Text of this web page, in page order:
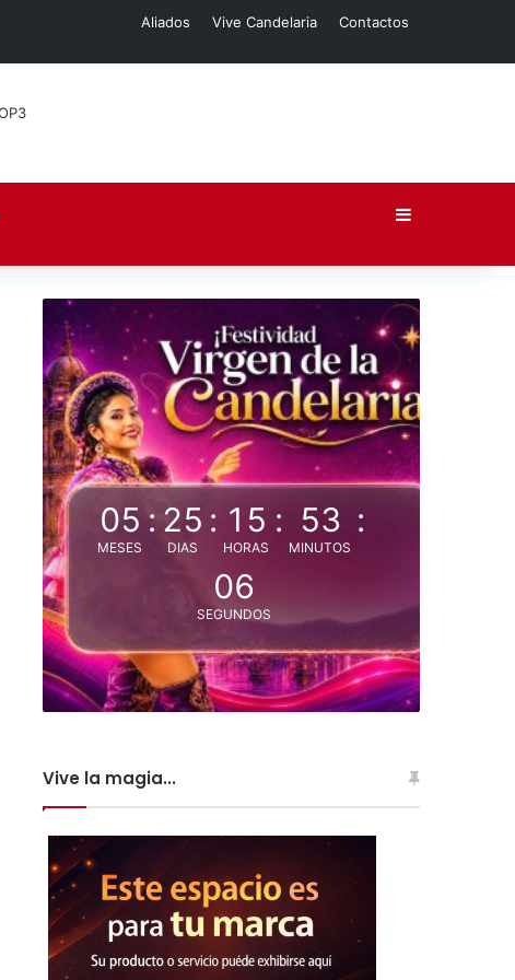
Aliados Vive Candelaria Contactos
05
MESES
: 25
DIAS
: 15
HORAS
: 53
MINUTOS
:
06
SEGUNDOS
Vive la magia...